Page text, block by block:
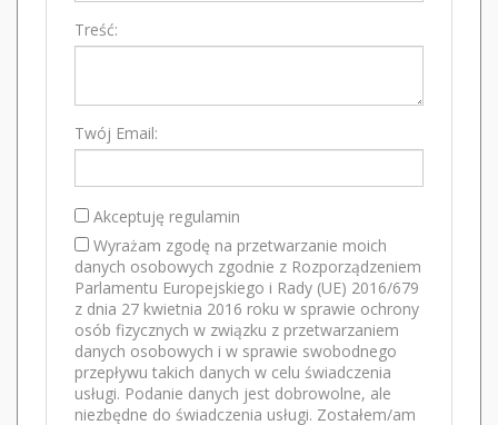
Treść:
Twój Email:
Akceptuję regulamin
Wyrażam zgodę na przetwarzanie moich
danych osobowych zgodnie z Rozporządzeniem
Parlamentu Europejskiego i Rady (UE) 2016/679
z dnia 27 kwietnia 2016 roku w sprawie ochrony
osób fizycznych w związku z przetwarzaniem
danych osobowych i w sprawie swobodnego
przepływu takich danych w celu świadczenia
usługi. Podanie danych jest dobrowolne, ale
niezbędne do świadczenia usługi. Zostałem/am